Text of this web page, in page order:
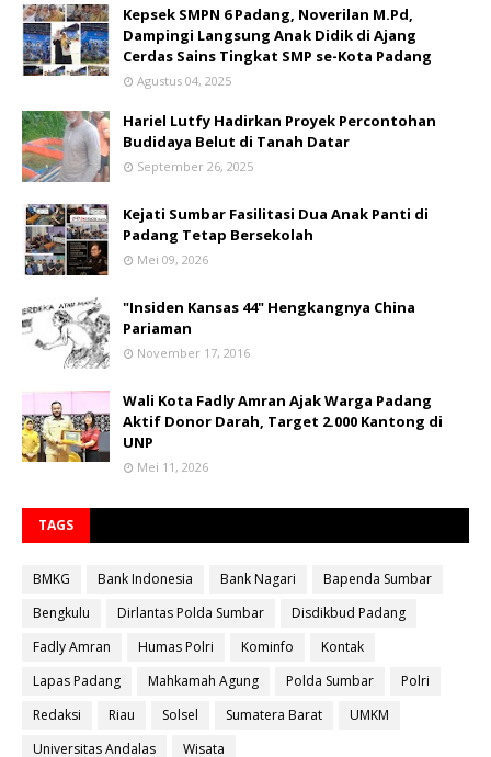
Kepsek SMPN 6 Padang, Noverilan M.Pd,
Dampingi Langsung Anak Didik di Ajang
Cerdas Sains Tingkat SMP se-Kota Padang
Agustus 04, 2025
Hariel Lutfy Hadirkan Proyek Percontohan
Budidaya Belut di Tanah Datar
September 26, 2025
Kejati Sumbar Fasilitasi Dua Anak Panti di
Padang Tetap Bersekolah
Mei 09, 2026
"Insiden Kansas 44" Hengkangnya China
Pariaman
November 17, 2016
Wali Kota Fadly Amran Ajak Warga Padang
Aktif Donor Darah, Target 2.000 Kantong di
UNP
Mei 11, 2026
TAGS
BMKG Bank Indonesia Bank Nagari
Bapenda Sumbar
Bengkulu
Dirlantas Polda Sumbar
Disdikbud Padang
Fadly Amran
Humas Polri Kominfo
Kontak
Lapas Padang
Mahkamah Agung Polda Sumbar
Polri
Redaksi
Riau Solsel Sumatera Barat
UMKM
Universitas Andalas
Wisata